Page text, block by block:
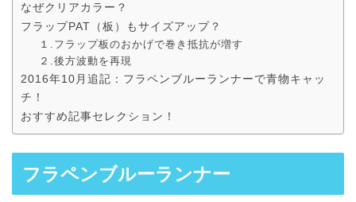
なぜクリアカラー？
フラップPAT（板）もサイズアップ？
１.フラップ板のおかげで巻き抵抗が増す
２.後方波動を再現
2016年10月追記：フラペンブルーランナーで青物キャッ
チ！
おすすめ記事セレクション！
フラペンブルーランナー